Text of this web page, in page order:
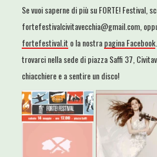
Se vuoi saperne di più su FORTE! Festival,
fortefestivalcivitavecchia@gmail.com,
fortefestival.it o la nostrapagina Facebook
trovarci nella sede di piazza Saffi 37,
chiacchiere e a sentire un disco!